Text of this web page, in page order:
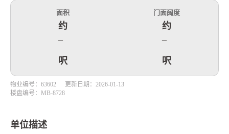
面积
约
–
呎
门面阔度
约
–
呎
物业编号：63602
楼盘编号：MB-8728
更新日期：2026-01-13
单位描述